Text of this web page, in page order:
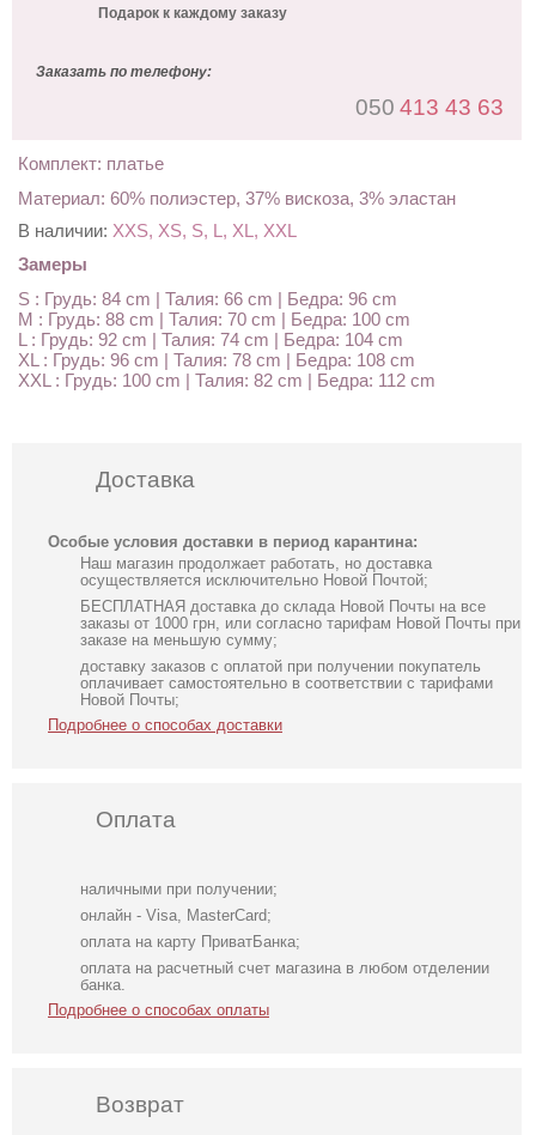
Подарок к каждому заказу
Заказать по телефону:
050 413 43 63
Комплект: платье
Материал: 60% полиэстер, 37% вискоза, 3% эластан
В наличии: XXS, XS, S, L, XL, XXL
Замеры
S : Грудь: 84 cm | Талия: 66 cm | Бедра: 96 cm
M : Грудь: 88 cm | Талия: 70 cm | Бедра: 100 cm
L : Грудь: 92 cm | Талия: 74 cm | Бедра: 104 cm
XL : Грудь: 96 cm | Талия: 78 cm | Бедра: 108 cm
XXL : Грудь: 100 cm | Талия: 82 cm | Бедра: 112 cm
Доставка
Особые условия доставки в период карантина:
Наш магазин продолжает работать, но доставка
осуществляется исключительно Новой Почтой;
БЕСПЛАТНАЯ доставка до склада Новой Почты на все
заказы от 1000 грн, или согласно тарифам Новой Почты при
заказе на меньшую сумму;
доставку заказов с оплатой при получении покупатель
оплачивает самостоятельно в соответствии с тарифами
Новой Почты;
Подробнее о способах доставки
Оплата
наличными при получении;
онлайн - Visa, MasterCard;
оплата на карту ПриватБанка;
оплата на расчетный счет магазина в любом отделении
банка.
Подробнее о способах оплаты
Возврат